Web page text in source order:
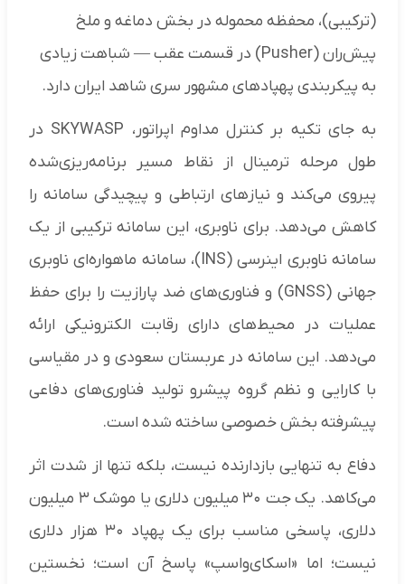
(ترکیبی)، محفظه محموله در بخش دماغه و ملخ
پیش‌ران (Pusher) در قسمت عقب — شباهت زیادی
به پیکربندی پهپادهای مشهور سری شاهد ایران دارد.
به جای تکیه بر کنترل مداوم اپراتور، SKYWASP در
طول مرحله ترمینال از نقاط مسیر برنامه‌ریزی‌شده
پیروی می‌کند و نیازهای ارتباطی و پیچیدگی سامانه را
کاهش می‌دهد. برای ناوبری، این سامانه ترکیبی از یک
سامانه ناوبری اینرسی (INS)، سامانه ماهواره‌ای ناوبری
جهانی (GNSS) و فناوری‌های ضد پارازیت را برای حفظ
عملیات در محیط‌های دارای رقابت الکترونیکی ارائه
می‌دهد. این سامانه در عربستان سعودی و در مقیاسی
با کارایی و نظم گروه پیشرو تولید فناوری‌های دفاعی
پیشرفته بخش خصوصی ساخته شده است.
دفاع به تنهایی بازدارنده نیست، بلکه تنها از شدت اثر
می‌کاهد. یک جت ۳۰ میلیون دلاری یا موشک ۳ میلیون
دلاری، پاسخی مناسب برای یک پهپاد ۳۰ هزار دلاری
نیست؛ اما «اسکای‌واسپ» پاسخ آن است؛ نخستین